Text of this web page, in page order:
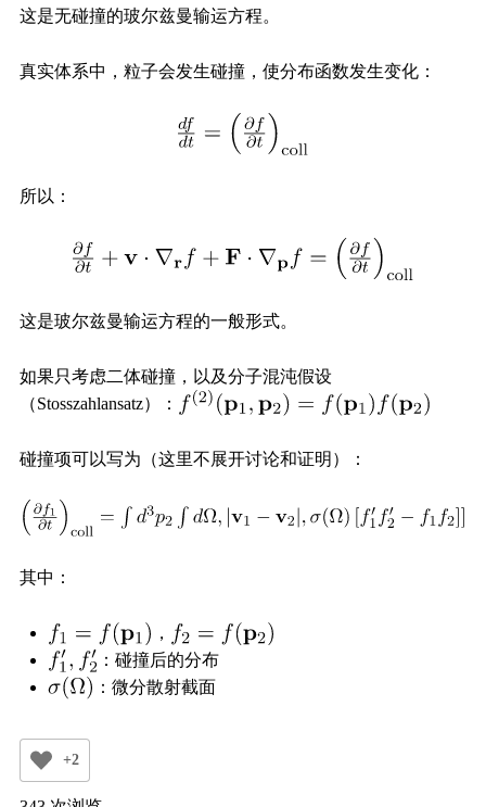
这是无碰撞的玻尔兹曼输运方程。
真实体系中，粒子会发生碰撞，使分布函数发生变化：
所以：
这是玻尔兹曼输运方程的一般形式。
如果只考虑二体碰撞，以及分子混沌假设
（Stosszahlansatz）：
碰撞项可以写为（这里不展开讨论和证明）：
其中：
，
：碰撞后的分布
：微分散射截面
+2